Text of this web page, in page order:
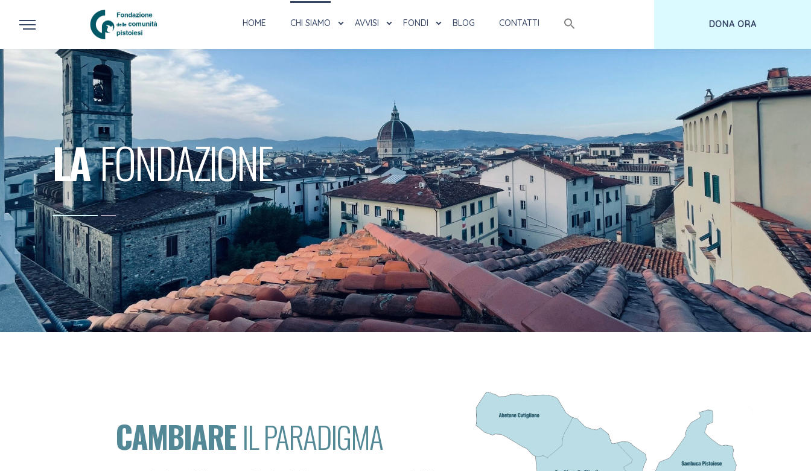
HOME CHI SIAMO AVVISI FONDI BLOG CONTATTI DONA ORA
LAFONDAZIONE
CAMBIAREIL PARADIGMA